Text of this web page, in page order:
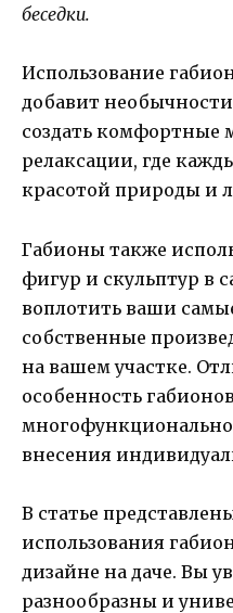
беседки.
Использование
добавит
создать комфортные
релаксации, где
красотой природы и
Габионы также
фигур и скульптур в
воплотить ваши
собственные
на вашем участке.
особенность
внесения
В статье
использования
дизайне на даче. Вы
разнообразны и